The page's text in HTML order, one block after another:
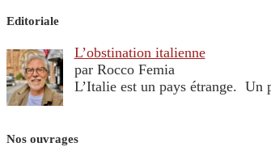
Editoriale
L’obstination italienne
par Rocco Femia
L’Italie est un pays étrange. Un
Nos ouvrages